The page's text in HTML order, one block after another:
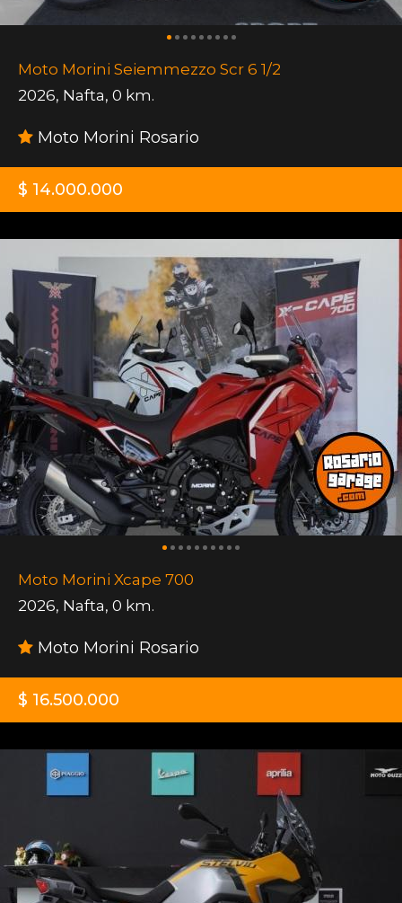
Moto Morini Seiemmezzo Scr 6 1/2
2026, Nafta, 0 km.
Moto Morini Rosario
$ 14.000.000
Moto Morini Xcape 700
2026, Nafta, 0 km.
Moto Morini Rosario
$ 16.500.000